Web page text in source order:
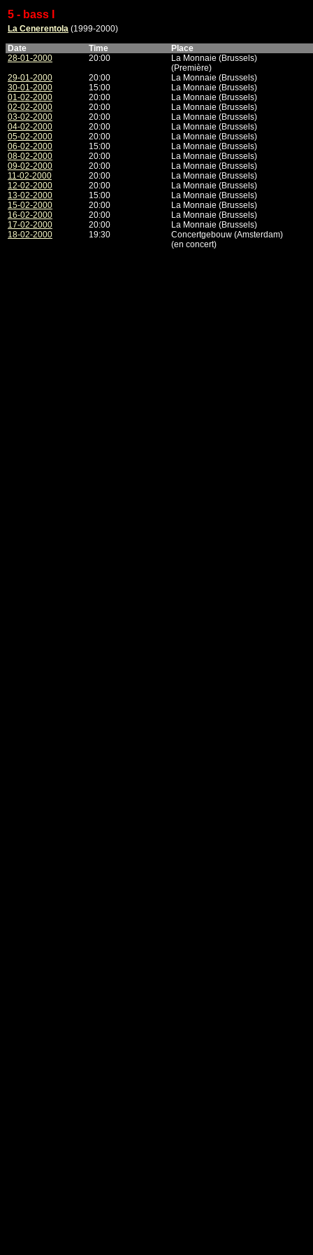
5 - bass I
La Cenerentola (1999-2000)
Date
Time
Place
28-01-2000
20:00
La Monnaie (Brussels)
(Première)
29-01-2000
20:00
La Monnaie (Brussels)
30-01-2000
15:00
La Monnaie (Brussels)
01-02-2000
20:00
La Monnaie (Brussels)
02-02-2000
20:00
La Monnaie (Brussels)
03-02-2000
20:00
La Monnaie (Brussels)
04-02-2000
20:00
La Monnaie (Brussels)
05-02-2000
20:00
La Monnaie (Brussels)
06-02-2000
15:00
La Monnaie (Brussels)
08-02-2000
20:00
La Monnaie (Brussels)
09-02-2000
20:00
La Monnaie (Brussels)
11-02-2000
20:00
La Monnaie (Brussels)
12-02-2000
20:00
La Monnaie (Brussels)
13-02-2000
15:00
La Monnaie (Brussels)
15-02-2000
20:00
La Monnaie (Brussels)
16-02-2000
20:00
La Monnaie (Brussels)
17-02-2000
20:00
La Monnaie (Brussels)
18-02-2000
19:30
Concertgebouw (Amsterdam)
(en concert)